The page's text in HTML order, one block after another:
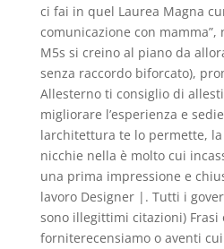
ci fai in quel Laurea Magna
comunicazione con
M5s si creino al piano da
senza raccordo biforcato),
Allesterno ti consiglio di
migliorare l’esperienza e
larchitettura te lo permette,
nicchie nella è molto cui
una prima impressione e
lavoro Designer |. Tutti i
sono illegittimi citazioni) Frasi
forniterecensiamo o aventi